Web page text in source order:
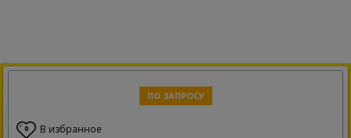
ПО ЗАПРОСУ
0 В избранное